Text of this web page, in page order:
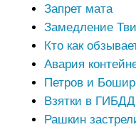
Запрет мата
Замедление
Кто как
Авария
Петров и
Взятки в
Рашкин